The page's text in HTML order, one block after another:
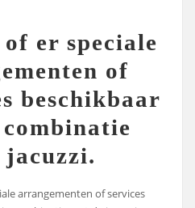
er speciale
of
beschikbaar
jacuzzi.
arrangementen of services